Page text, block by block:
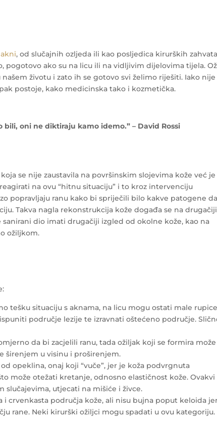
akni, od slučajnih ozljeda ili kao posljedica kirurških
pogotovo ako su na licu ili na vidljivim dijelovima tijela.
životu i zato ih se gotovo svi želimo riješiti. Iako nije
postoje, kako medicinska tako i kozmetička.
oni ne diktiraju kamo idemo.” – David Rossi
se nije zaustavila na površinskim slojevima kože već je
na ovu “hitnu situaciju” i to kroz intervenciju
popravljaju ranu kako bi spriječili bilo kakve patogene da
Takva nagla rekonstrukcija kože događa se na drugačiji
dio imati drugačiji izgled od okolne kože, kao na
ožiljkom.
tešku situaciju s aknama, na licu mogu ostati male
područje lezije te izravnati oštećeno područje.
da bi zacjelili ranu, tada ožiljak koji se formira može
širenjem u visinu i proširenjem.
opeklina, onaj koji “vuče”, jer je koža podvrgnuta
može otežati kretanje, odnosno elastičnost kože. Ovakvi
utjecati na mišiće i živce.
crvenkasta područja kože, ali nisu bujna poput keloida
rane. Neki kirurški ožiljci mogu spadati u ovu kategoriju.